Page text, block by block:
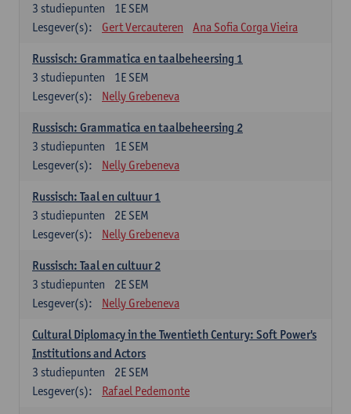
1E SEM
3 studiepunten
Lesgever(s):
Gert Vercauteren Ana Sofia Corga Vieira
Russisch: Grammatica en taalbeheersing 1
1E SEM
3 studiepunten
Lesgever(s):
Nelly Grebeneva
Russisch: Grammatica en taalbeheersing 2
1E SEM
3 studiepunten
Lesgever(s):
Nelly Grebeneva
Russisch: Taal en cultuur 1
2E SEM
3 studiepunten
Lesgever(s):
Nelly Grebeneva
Russisch: Taal en cultuur 2
2E SEM
3 studiepunten
Lesgever(s):
Nelly Grebeneva
Cultural Diplomacy in the Twentieth Century: Soft Power's
Institutions and Actors
2E SEM
3 studiepunten
Lesgever(s):
Rafael Pedemonte